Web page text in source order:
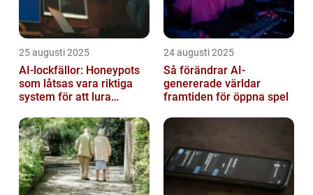
25 augusti 2025
AI-lockfällor: Honeypots
som låtsas vara riktiga
system för att lura
24 augusti 2025
Så förändrar AI-
genererade världar
framtiden för öppna spel